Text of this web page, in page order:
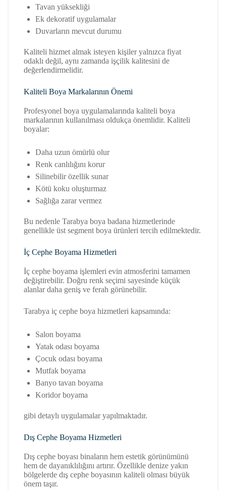
Tavan yüksekliği
Ek dekoratif uygulamalar
Duvarların mevcut durumu
Kaliteli hizmet almak isteyen kişiler yalnızca fiyat
odaklı değil, aynı zamanda işçilik kalitesini de
değerlendirmelidir.
Kaliteli Boya Markalarının Önemi
Profesyonel boya uygulamalarında kaliteli boya
markalarının kullanılması oldukça önemlidir. Kaliteli
boyalar:
Daha uzun ömürlü olur
Renk canlılığını korur
Silinebilir özellik sunar
Kötü koku oluşturmaz
Sağlığa zarar vermez
Bu nedenle Tarabya boya badana hizmetlerinde
genellikle üst segment boya ürünleri tercih edilmektedir.
İç Cephe Boyama Hizmetleri
İç cephe boyama işlemleri evin atmosferini tamamen
değiştirebilir. Doğru renk seçimi sayesinde küçük
alanlar daha geniş ve ferah görünebilir.
Tarabya iç cephe boya hizmetleri kapsamında:
Salon boyama
Yatak odası boyama
Çocuk odası boyama
Mutfak boyama
Banyo tavan boyama
Koridor boyama
gibi detaylı uygulamalar yapılmaktadır.
Dış Cephe Boyama Hizmetleri
Dış cephe boyası binaların hem estetik görünümünü
hem de dayanıklılığını artırır. Özellikle denize yakın
bölgelerde dış cephe boyasının kaliteli olması büyük
önem taşır.